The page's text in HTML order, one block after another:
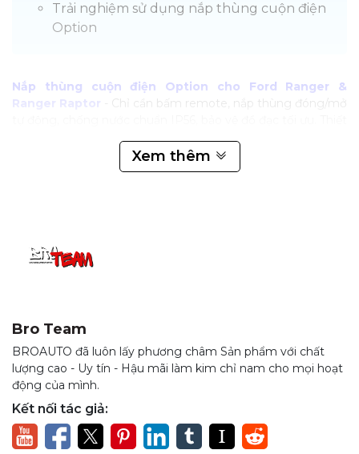
Trải nghiệm sử dụng nắp thùng cuộn điện
Option
Nắp thùng cuộn điện Option cho Ford Ranger &
Ranger Raptor
- Chỉ cần bấm remote, nắp thùng đóng/mở
Ranger Raptor và nhiều dòng xe khác. Độ bền vượt trội, bảo
hành 24 tháng, mang lại sự an tâm tuyệt đối.
Nắp thùng cuộn điện Option4x4 – Tiện
nghi chỉ với 1 nút bấm
Xem thêm
Bro Team
BROAUTO đã luôn lấy phương châm Sản phẩm với chất
lượng cao - Uy tín - Hậu mãi làm kim chỉ nam cho mọi hoạt
động của mình.
Kết nối tác giả: